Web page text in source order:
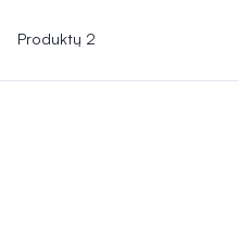
Produktų 2